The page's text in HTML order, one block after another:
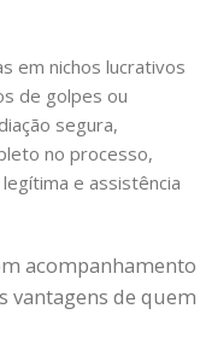
em nichos lucrativos
de golpes ou
segura,
no processo,
e assistência
acompanhamento
vantagens de quem